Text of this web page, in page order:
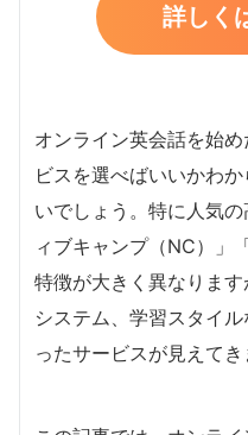
詳しく
オンライン英会話を始
ビスを選べばいいかわ
いでしょう。特に人気
ィブキャンプ（NC）」
特徴が大きく異なりま
システム、学習スタイ
ったサービスが見えてき